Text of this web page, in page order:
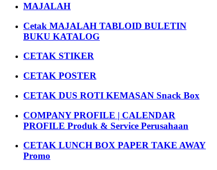
MAJALAH
Cetak MAJALAH TABLOID BULETIN
BUKU KATALOG
CETAK STIKER
CETAK POSTER
CETAK DUS ROTI KEMASAN Snack Box
COMPANY PROFILE | CALENDAR
PROFILE Produk & Service Perusahaan
CETAK LUNCH BOX PAPER TAKE AWAY
Promo